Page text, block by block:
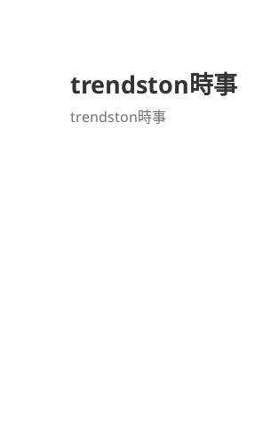
trendston時事
trendston時事